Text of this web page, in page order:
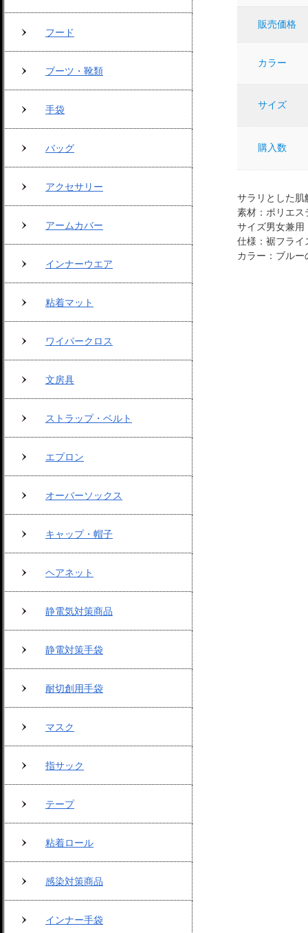
販売価格
カラー
サイズ
購入数
サラリとした肌
素材：ポリエス
サイズ男女兼用
仕様：裾フラ
カラー：ブルー
フード
ブーツ・靴類
手袋
バッグ
アクセサリー
アームカバー
インナーウエア
粘着マット
ワイパークロス
文房具
ストラップ・ベルト
エプロン
オーバーソックス
キャップ・帽子
ヘアネット
静電気対策商品
静電対策手袋
耐切創用手袋
マスク
指サック
テープ
粘着ロール
感染対策商品
インナー手袋